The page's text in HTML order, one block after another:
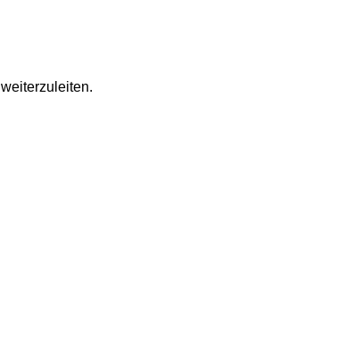
weiterzuleiten.